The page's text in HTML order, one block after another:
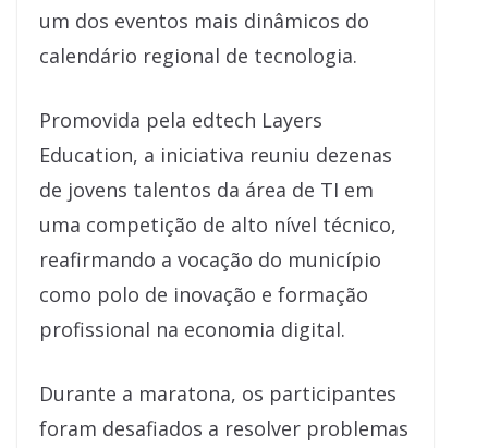
um dos eventos mais dinâmicos do
calendário regional de tecnologia.
Promovida pela edtech Layers
Education, a iniciativa reuniu dezenas
de jovens talentos da área de TI em
uma competição de alto nível técnico,
reafirmando a vocação do município
como polo de inovação e formação
profissional na economia digital.
Durante a maratona, os participantes
foram desafiados a resolver problemas